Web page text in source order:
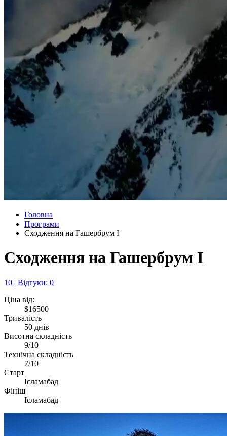
Головна
Програми
Сходження на Гашербрум I
Сходження на Гашербрум I
10 | Відгуки: 0
Ціна від:
$16500
Тривалість
50 днів
Висотна складність
9/10
Технічна складність
7/10
Старт
Ісламабад
Фініш
Ісламабад